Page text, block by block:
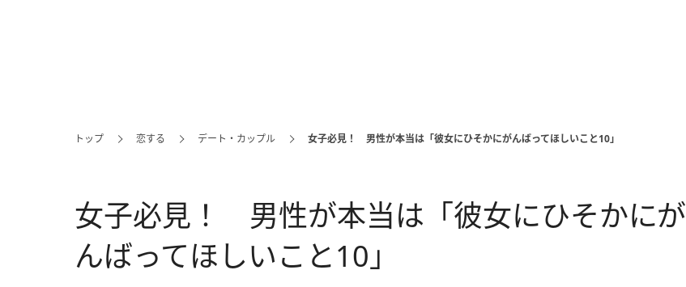
トップ 恋する デート・カップル 女子必見！ 男性が本当は「彼女にひそかにがんばってほしいこと10」
女子必見！ 男性が本当は「彼女にひそかにが
んばってほしいこと10」